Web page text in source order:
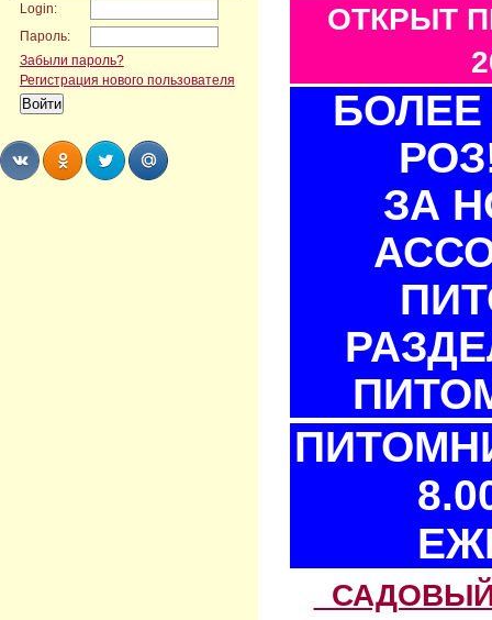
Login:
Пароль:
Забыли пароль?
Регистрация нового пользователя
ОТКРЫТ
БОЛЕЕ
ЗА